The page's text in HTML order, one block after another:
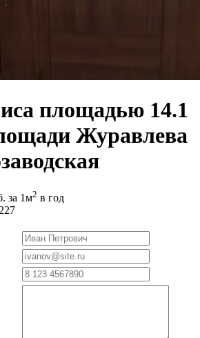
площадью 14.1
Журавлева
за 1м2 в год